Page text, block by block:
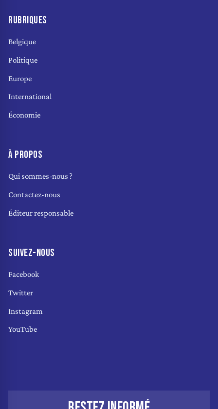
RUBRIQUES
Belgique
Politique
Europe
International
Économie
À PROPOS
Qui sommes-nous ?
Contactez-nous
Éditeur responsable
SUIVEZ-NOUS
Facebook
Twitter
Instagram
YouTube